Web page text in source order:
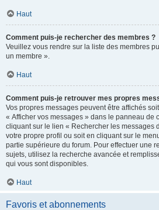
Haut
Comment puis-je rechercher des membres ?
Veuillez vous rendre sur la liste des membres
un membre ».
Haut
Comment puis-je retrouver mes propres
Vos propres messages peuvent être affichés
« Afficher vos messages » dans le panneau de
cliquant sur le lien « Rechercher les messages
votre propre profil ou soit en cliquant sur le
partie supérieure du forum. Pour effectuer une
sujets, utilisez la recherche avancée et
qui vous sont disponibles.
Haut
Favoris et abonnements